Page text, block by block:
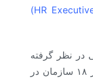
HR
)
در نظر گرفته
شوند؛ این مدل بر اساس یافته ها از ۱۸ سازمان در